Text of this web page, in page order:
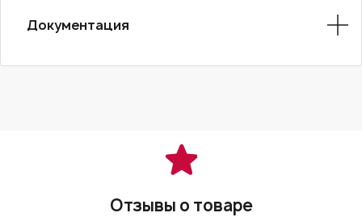
Документация
Отзывы о товаре